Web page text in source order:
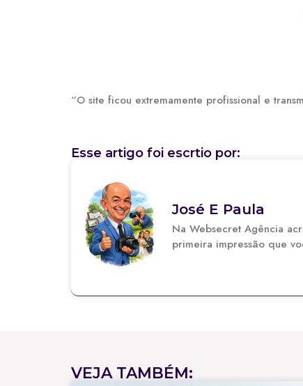
“O site ficou extremamente profissional e
Esse artigo foi escrtio por:
José E Paula
Na Websecret Agência
primeira impressão que
VEJA TAMBÉM: